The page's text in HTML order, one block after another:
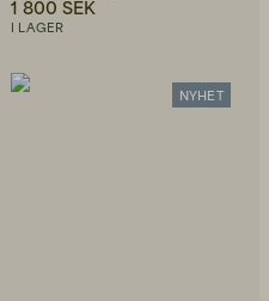
1 800 SEK
I LAGER
NYHET